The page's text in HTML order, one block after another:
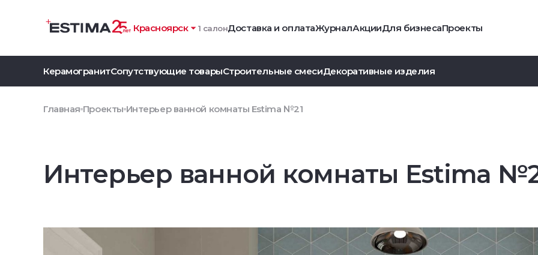
Красноярск 1 салонДоставка и оплатаЖурналАкцииДля бизнесаПроекты
КерамогранитСопутствующие товарыСтроительные смесиДекоративные изделия
Главная Проекты Интерьер ванной комнаты Estima №21
Интерьер ванной комнаты Estima